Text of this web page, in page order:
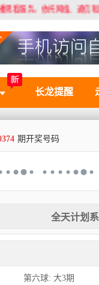
网络、通信和数字电
长龙提醒
期开奖号码
全天计划
第六球: 大3期